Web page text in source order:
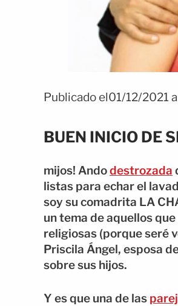
Publicado el01/12/2021
BUEN INICIO DE
mijos! Andodestrozada
listas para echar el
soy su comadrita LA
un tema de aquellos
religiosas (porque seré
Priscila Ángel, esposa
sobre sus hijos.
Y es que una de las